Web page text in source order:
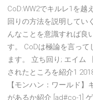
CoD:WW2でキルレ1を越
回りの方法を説明してい
んなことを意識すれば良
す。 CoDは極論を言って
ます。 立ち回り; エイム
されたところを紹介1
【モンハン：ワールド
があるか紹介 [ad#co-1]